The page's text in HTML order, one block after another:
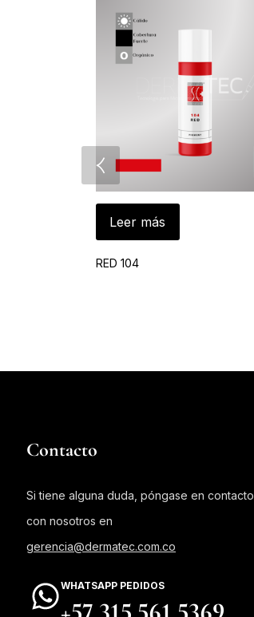
Leer más
RED 104
Contacto
Si tiene alguna duda, póngase en contacto
con nosotros en
gerencia@dermatec.com.co
WHATSAPP PEDIDOS